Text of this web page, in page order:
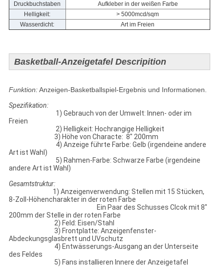
Druckbuchstaben
Aufkleber in der weißen Farbe
Helligkeit:
> 5000mcd/sqm
Wasserdicht:
Art im Freien
Basketball-Anzeigetafel Descripition
Funktion:Anzeigen-Basketballspiel-Ergebnis und Informationen.
Spezifikation:
1) Gebrauch von der Umwelt: Innen- oder im
Freien
2) Helligkeit: Hochrangige Helligkeit
3) Höhe von Characte: 8" 200mm
4) Anzeige führte Farbe: Gelb (irgendeine andere
Art ist Wahl)
5) Rahmen-Farbe: Schwarze Farbe (irgendeine
andere Art ist Wahl)
Gesamtstruktur:
1) Anzeigenverwendung: Stellen mit 15 Stücken,
8-Zoll-Höhencharakter in der roten Farbe
Ein Paar des Schusses Clcok mit 8"
200mm der Stelle in der roten Farbe
2) Feld: Eisen/Stahl
3) Frontplatte: Anzeigenfenster-
Abdeckungsglasbrett und UVschutz
4) Entwässerungs-Ausgang an der Unterseite
des Feldes
5) Fans installieren Innere der Anzeigetafel